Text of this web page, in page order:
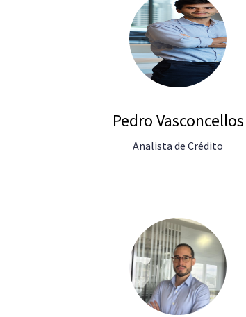
Pedro Vasconcellos
Analista de Crédito